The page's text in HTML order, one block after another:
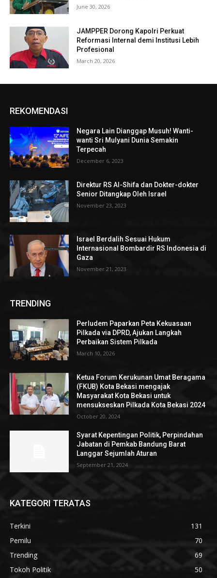
June 30, 2026
JAMPPER Dorong Kapolri Perkuat
Reformasi Internal demi Institusi Lebih
Profesional
March 20, 2026
REKOMENDASI
Negara Lain Dianggap Musuh! Wanti-
wanti Sri Mulyani Dunia Semakin
Terpecah
December 6, 2023
Direktur RS Al-Shifa dan Dokter-dokter
Senior Ditangkap Oleh Israel
November 23, 2023
Israel Berdalih Sesuai Hukum
Internasional Bombardir RS Indonesia di
Gaza
November 21, 2023
TRENDING
Perludem Paparkan Peta Kekuasaan
Pilkada via DPRD, Ajukan Langkah
Perbaikan Sistem Pilkada
March 10, 2026
Ketua Forum Kerukunan Umat Beragama
(FKUB) Kota Bekasi mengajak
Masyarakat Kota Bekasi untuk
mensukseskan Pilkada Kota Bekasi 2024
October 20, 2024
Syarat Kepentingan Politik, Perpindahan
Jabatan di Pemkab Bandung Barat
Langgar Sejumlah Aturan
September 21, 2024
KATEGORI TERATAS
Terkini
131
Pemilu
70
Trending
69
Tokoh Politik
50